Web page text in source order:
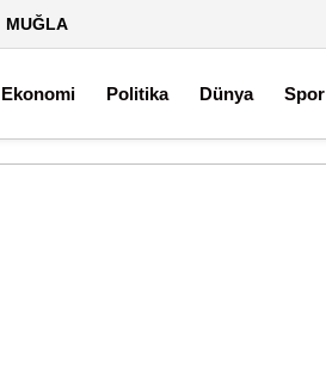
MUĞLA
Ekonomi Politika Dünya Spor